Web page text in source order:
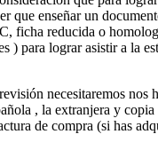
que enseñar un
ficha reducida o
) para lograr asistir a la
necesitaremos nos
, la extranjera y
de compra (si has